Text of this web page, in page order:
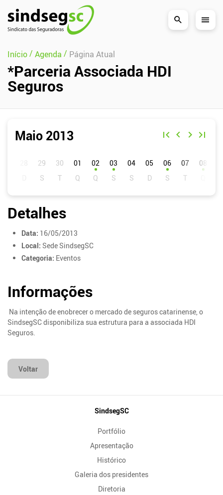
Pular Navegação (s)
Início/ Agenda / Página Atual
*Parceria Associada HDI
Seguros
Maio 2013
01 02 03 04 05 06 07 08
Detalhes
Data: 16/05/2013
Local: Sede SindsegSC
Categoria: Eventos
Informações
Na intenção de enobrecer o mercado de seguros catarinense, o
SindsegSC disponibiliza sua estrutura para a associada HDI
Seguros.
Voltar
SindsegSC
Portfólio
Apresentação
Histórico
Galeria dos presidentes
Diretoria